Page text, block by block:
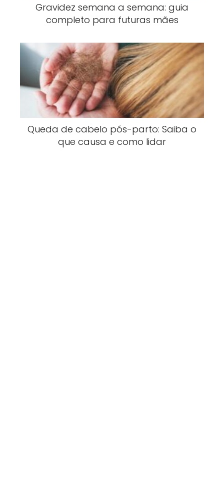
Gravidez semana a semana: guia
completo para futuras mães
Queda de cabelo pós-parto: Saiba o
que causa e como lidar